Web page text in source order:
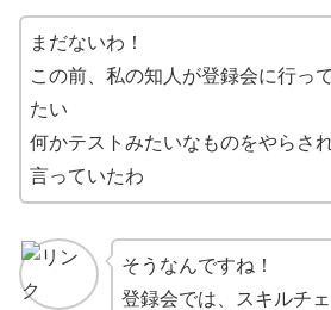
まだないわ！
この前、私の知人が登録会に行っ
たい
何かテストみたいなものをやらさ
言っていたわ
そうなんですね！
登録会では、スキルチ